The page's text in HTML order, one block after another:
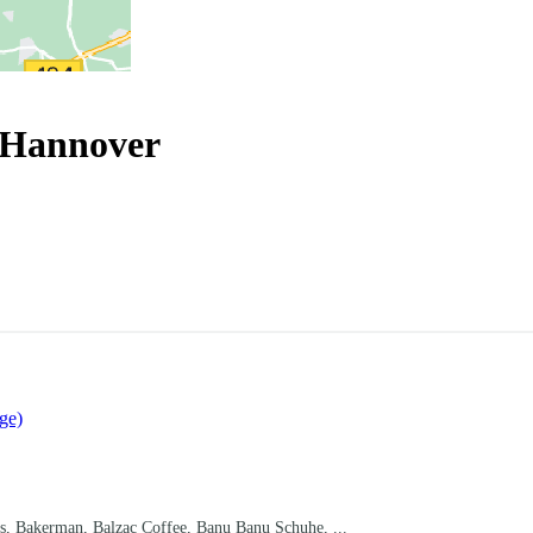
Balzac Coffee, Banu Banu Schuhe, ...